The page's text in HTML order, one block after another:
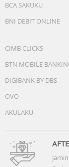
BCA SAKUKU
BNI DEBIT ONLINE
CIMB CLICKS
BTN MOBILE
DIGIBANK BY DBS
OVO
AKULAKU